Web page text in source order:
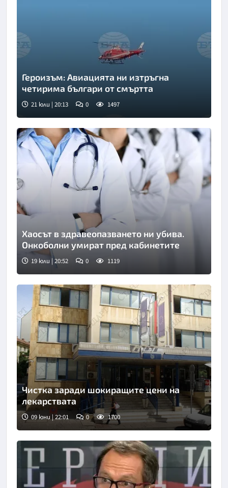
Героизъм: Авиацията ни изтръгна
четирима българи от смъртта
21 юли | 20:13 0 1497
Хаосът в здравеопазването ни убива.
Онкоболни умират пред кабинетите
19 юли | 20:52 0 1119
Чистка заради шокиращите цени на
лекарствата
09 юни | 22:01 0 1700